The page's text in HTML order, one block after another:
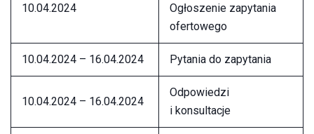
10.04.2024
Ogłoszenie zapytania
ofertowego
10.04.2024 – 16.04.2024 Pytania do zapytania
10.04.2024 – 16.04.2024
Odpowiedzi
i konsultacje